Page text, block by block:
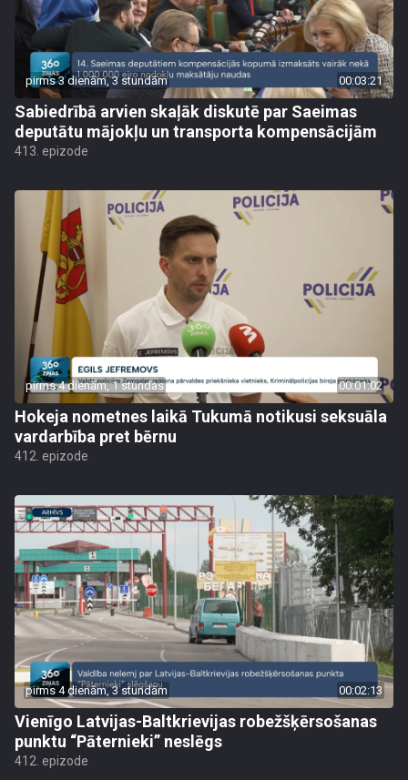
pirms 3 dienām, 3 stundām 00:03:21
Sabiedrībā arvien skaļāk diskutē par Saeimas
deputātu mājokļu un transporta kompensācijām
413. epizode
pirms 4 dienām, 1 stundas 00:01:02
Hokeja nometnes laikā Tukumā notikusi seksuāla
vardarbība pret bērnu
412. epizode
pirms 4 dienām, 3 stundām 00:02:13
Vienīgo Latvijas-Baltkrievijas robežšķērsošanas
punktu “Pāternieki” neslēgs
412. epizode